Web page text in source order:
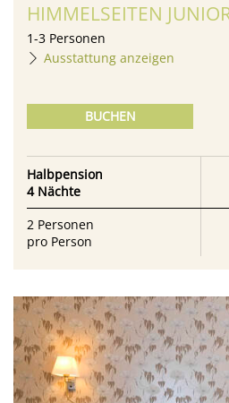
HIMMELSEITEN
1-3 Personen
Ausstattung anzeigen
BUCHEN
Halbpension
4 Nächte
2 Personen
pro Person